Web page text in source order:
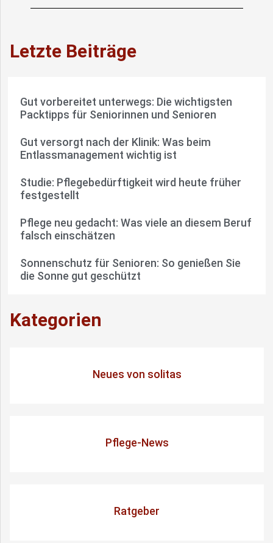
Letzte Beiträge
Gut vorbereitet unterwegs: Die wichtigsten
Packtipps für Seniorinnen und Senioren
Gut versorgt nach der Klinik: Was beim
Entlassmanagement wichtig ist
Studie: Pflegebedürftigkeit wird heute früher
festgestellt
Pflege neu gedacht: Was viele an diesem Beruf
falsch einschätzen
Sonnenschutz für Senioren: So genießen Sie
die Sonne gut geschützt
Kategorien
Neues von solitas
Pflege-News
Ratgeber